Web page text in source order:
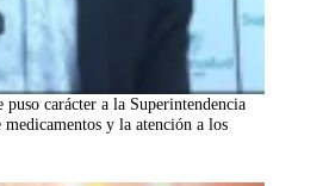
carácter a la Superintendencia
y la atención a los